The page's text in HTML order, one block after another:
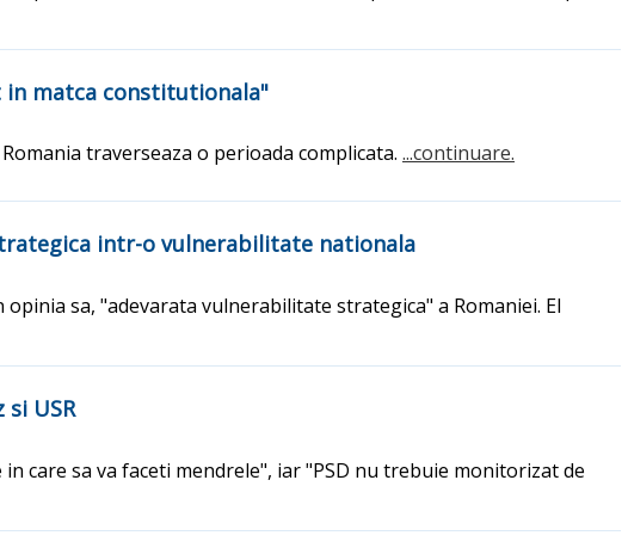
in matca constitutionala"
traverseaza o perioada complicata. ...continuare.
intr-o vulnerabilitate nationala
sa, "adevarata vulnerabilitate strategica" a Romaniei. El
USR
care sa va faceti mendrele", iar "PSD nu trebuie monitorizat de